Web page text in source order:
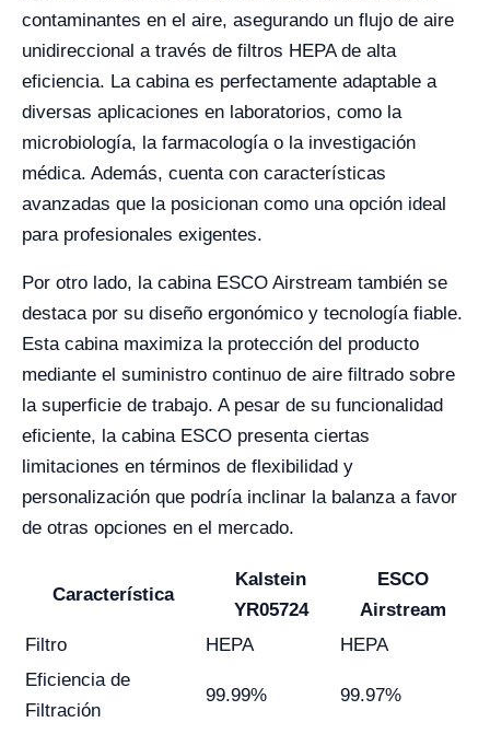
contaminantes en el aire, asegurando un flujo de aire
unidireccional a través de filtros HEPA de alta
eficiencia. La cabina es perfectamente adaptable a
diversas aplicaciones en laboratorios, como la
microbiología, la farmacología o la investigación
médica. Además, cuenta con características
avanzadas que la posicionan como una opción ideal
para profesionales exigentes.
Por otro lado, la cabina ESCO Airstream también se
destaca por su diseño ergonómico y tecnología fiable.
Esta cabina maximiza la protección del producto
mediante el suministro continuo de aire filtrado sobre
la superficie de trabajo. A pesar de su funcionalidad
eficiente, la cabina ESCO presenta ciertas
limitaciones en términos de flexibilidad y
personalización que podría inclinar la balanza a favor
de otras opciones en el mercado.
Característica
Kalstein
YR05724
ESCO
Airstream
Filtro
HEPA
HEPA
Eficiencia de
Filtración
99.99% 99.97%